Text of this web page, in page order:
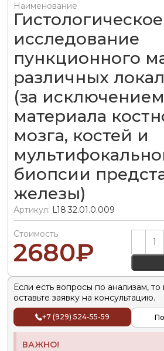
Наименование
Гистологическое
исследование
пункционного
различных
(за исключением
материала
мозга, костей и
биопсии
железы)
Артикул: L18.32.01.0.009
Стоимость
2680₽
Если есть вопросы по анализам,
оставьте заявку на консультацию.
+7 (929) 524-55-59
ВАЖНО!